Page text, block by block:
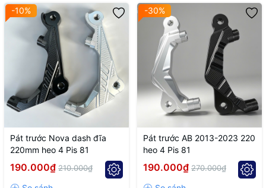
-10%
Pát trước Nova dash đĩa
220mm heo 4 Pis 81
190.000₫ 210.000₫
-30%
Pát trước AB 2013-2023 220
heo 4 Pis 81
190.000₫ 270.000₫